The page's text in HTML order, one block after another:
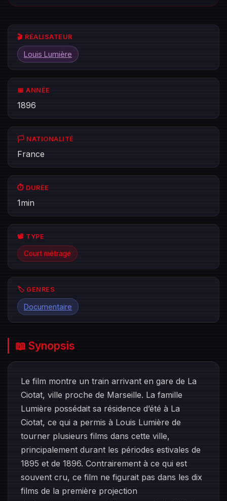
🎬 RÉALISATEUR
Louis Lumière
📅 ANNÉE
1896
🏳️ NATIONALITÉ
France
⏱️ DURÉE
1min
📽️ TYPE
Court métrage
🏷️ GENRES
Documentaire
📖 Synopsis
Le film montre un train arrivant en gare de La
Ciotat, ville proche de Marseille. La famille
Lumière possédait sa résidence d’été à La
Ciotat, ce qui a permis à Louis Lumière de
tourner plusieurs films dans cette ville,
principalement durant les périodes estivales de
1895 et de 1896. Contrairement à ce qui est
souvent cru, ce film ne figurait pas dans les dix
films de la première projection